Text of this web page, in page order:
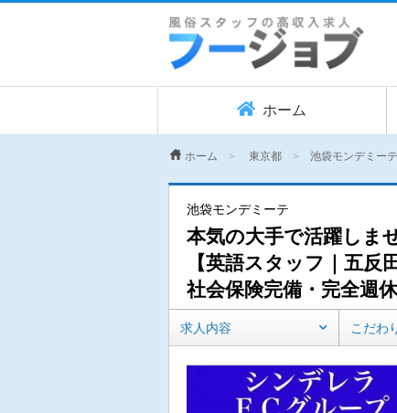
ホーム
ホーム 東京都 池袋モンデミーテ
池袋モンデミーテ
本気の大手で活躍しま
【英語スタッフ｜五
社会保険完備・完全週
求人内容 こだわ